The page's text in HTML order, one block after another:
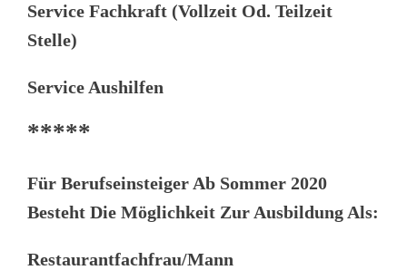
Service Fachkraft (Vollzeit Od. Teilzeit
Stelle)
Service Aushilfen
*****
Für Berufseinsteiger Ab Sommer 2020
Besteht Die Möglichkeit Zur Ausbildung Als:
Restaurantfachfrau/mann